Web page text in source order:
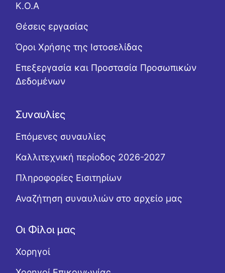
Κ.Ο.Α
Θέσεις εργασίας
Όροι Χρήσης της Ιστοσελίδας
Επεξεργασία και Προστασία Προσωπικών
Δεδομένων
Συναυλίες
Επόμενες συναυλίες
Καλλιτεχνική περίοδος 2026-2027
Πληροφορίες Εισιτηρίων
Αναζήτηση συναυλιών στο αρχείο μας
Οι Φίλοι μας
Χορηγοί